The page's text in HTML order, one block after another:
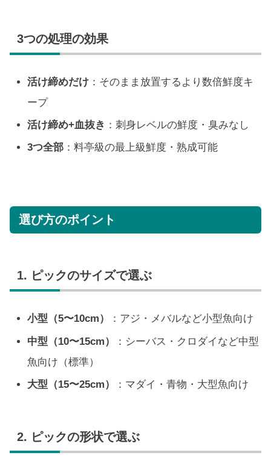
3つの処理の効果
活け締めだけ ：そのまま放置するより数倍鮮度キ
ープ
活け締め+血抜き ：刺身レベルの鮮度・臭みなし
3つ全部 ：料亭級の最上級鮮度・熟成可能
選び方のポイント
1. ピックのサイズで選ぶ
小型（5〜10cm）
：アジ・メバルなど小型魚向け
中型（10〜15cm）
：シーバス・クロダイなど中型
魚向け（標準）
大型（15〜25cm）
：マダイ・青物・大型魚向け
2. ピックの形状で選ぶ